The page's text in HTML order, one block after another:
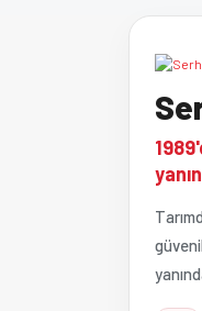
Ürün
Ürün
Bu